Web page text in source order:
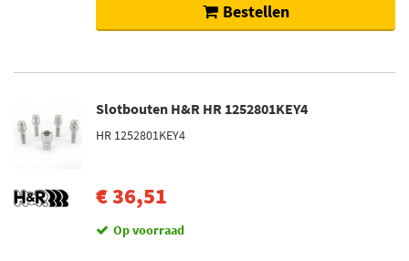
Bestellen
Slotbouten H&R HR 1252801KEY4
HR 1252801KEY4
€ 36,51
Op voorraad